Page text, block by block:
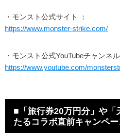
・モンスト公式サイト ：
https://www.monster-strike.com/
・モンスト公式YouTubeチャンネル
https://www.youtube.com/
■「旅行券20万円分」や「
たるコラボ直前キャンペ